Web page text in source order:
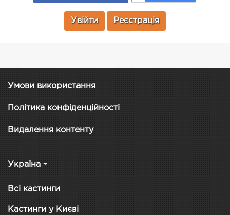
Увійти Реєстрація
Умови використання
Політика конфіденційності
Видалення контенту
Україна
Всі кастинги
Кастинги у Києві